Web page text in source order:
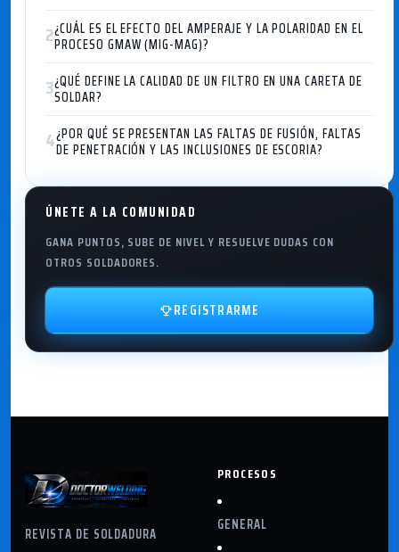
2¿CUÁL ES EL EFECTO DEL AMPERAJE Y LA POLARIDAD EN EL
PROCESO GMAW (MIG-MAG)?
3¿QUÉ DEFINE LA CALIDAD DE UN FILTRO EN UNA CARETA DE
SOLDAR?
4¿POR QUÉ SE PRESENTAN LAS FALTAS DE FUSIÓN, FALTAS
DE PENETRACIÓN Y LAS INCLUSIONES DE ESCORIA?
ÚNETE A LA COMUNIDAD
GANA PUNTOS, SUBE DE NIVEL Y RESUELVE DUDAS CON
OTROS SOLDADORES.
REGISTRARME
REVISTA DE SOLDADURA
PROCESOS
GENERAL